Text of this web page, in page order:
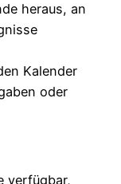
heraus, an
Kalender
oder
verfügbar,